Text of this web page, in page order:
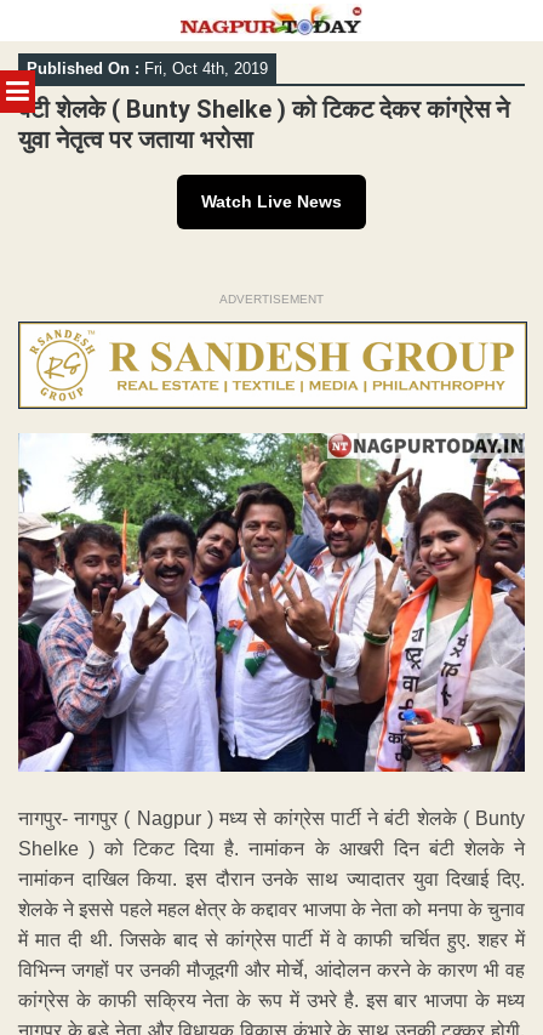
MENU
Skip
to
content
Published On : Fri, Oct 4th, 2019
बंटी शेलके ( Bunty Shelke ) को टिकट देकर कांग्रेस ने
युवा नेतृत्व पर जताया भरोसा
Watch Live News
ADVERTISEMENT
नागपुर- नागपुर ( Nagpur ) मध्य से कांग्रेस पार्टी ने बंटी शेलके ( Bunty
Shelke ) को टिकट दिया है. नामांकन के आखरी दिन बंटी शेलके ने
नामांकन दाखिल किया. इस दौरान उनके साथ ज्यादातर युवा दिखाई दिए.
शेलके ने इससे पहले महल क्षेत्र के कद्दावर भाजपा के नेता को मनपा के चुनाव
में मात दी थी. जिसके बाद से कांग्रेस पार्टी में वे काफी चर्चित हुए. शहर में
विभिन्न जगहों पर उनकी मौजूदगी और मोर्चे, आंदोलन करने के कारण भी वह
कांग्रेस के काफी सक्रिय नेता के रूप में उभरे है. इस बार भाजपा के मध्य
नागपुर के बड़े नेता और विधायक विकास कुंभारे के साथ उनकी टक्कर होगी.